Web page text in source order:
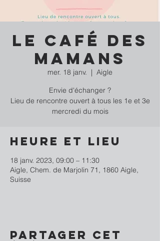
Le Café des
Mamans
mer. 18 janv.
  |
Aigle
Envie d'échanger ?
Lieu de rencontre ouvert à tous les 1e et 3e
mercredi du mois
Heure et lieu
18 janv. 2023, 09:00 – 11:30
Aigle, Chem. de Marjolin 71, 1860 Aigle,
Suisse
Partager cet